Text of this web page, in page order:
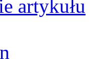
artykułu